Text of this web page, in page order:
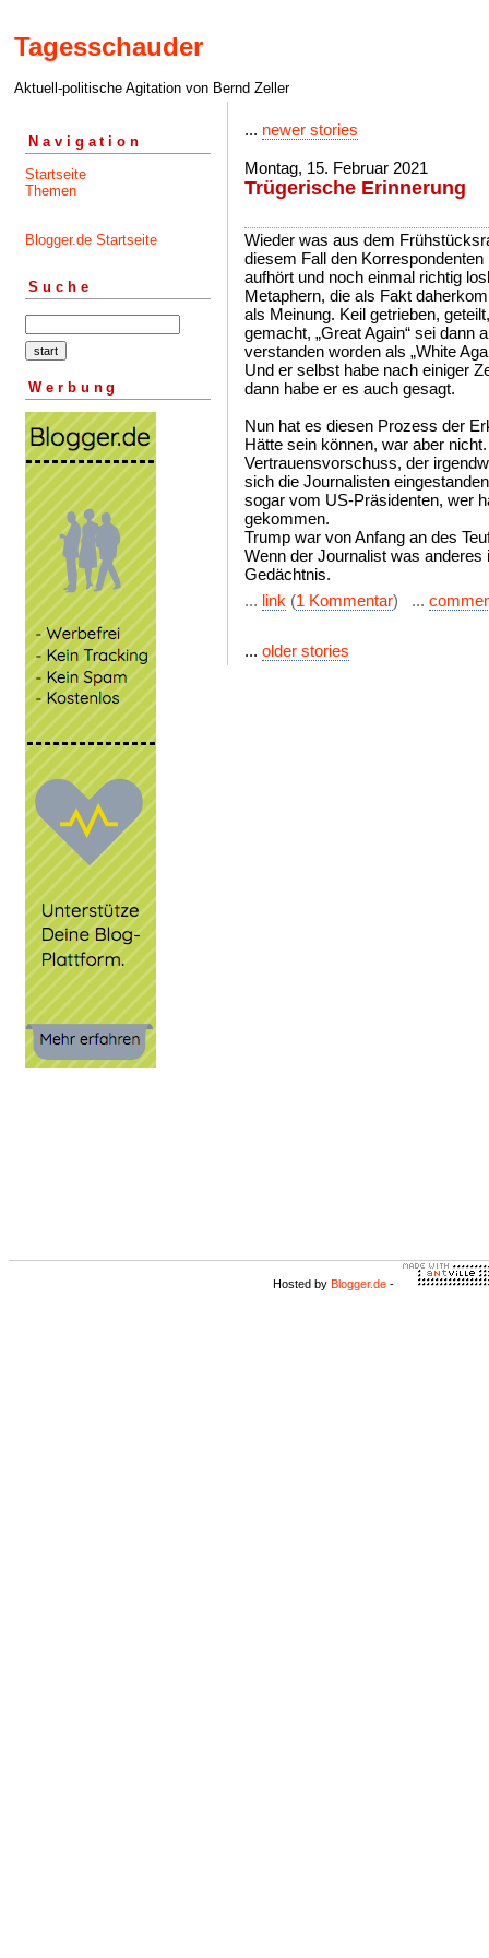
Tagesschauder
Aktuell-politische Agitation von Bernd Zeller
Navigation
Startseite
Themen
Blogger.de Startseite
Suche
Werbung
... newer stories
Montag, 15. Februar 2021
Trügerische Erinnerung
Wieder was aus dem
diesem Fall den
aufhört und noch einmal richtig
Metaphern, die als Fakt
als Meinung. Keil getrieben,
gemacht, „Great Again“ sei dann
verstanden worden als „White
Und er selbst habe nach einiger
dann habe er es auch gesagt.
Nun hat es diesen Prozess der
Hätte sein können, war aber
Vertrauensvorschuss, der
sich die Journalisten
sogar vom US-Präsidenten, wer
gekommen.
Trump war von Anfang an des
Wenn der Journalist was
Gedächtnis.
... link (1 Kommentar) ...
... older stories
Hosted by Blogger.de -